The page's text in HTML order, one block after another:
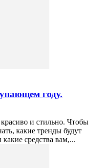
году.
красиво и стильно. Чтобы
какие тренды будут
средства вам,...